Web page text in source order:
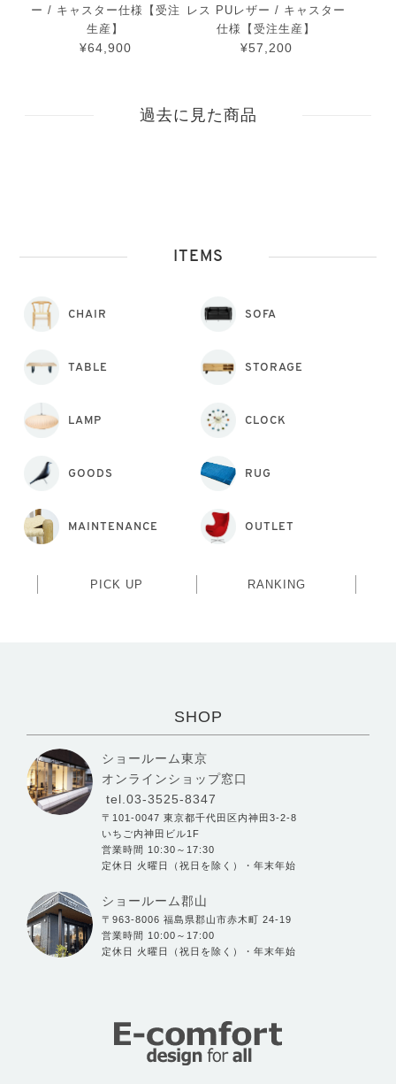
ー / キャスター仕様【受注
生産】
¥64,900
レス PUレザー / キャスター
仕様【受注生産】
¥57,200
過去に見た商品
ITEMS
CHAIR SOFA
TABLE STORAGE
LAMP CLOCK
GOODS RUG
MAINTENANCE OUTLET
PICK UP RANKING
SHOP
ショールーム東京
オンラインショップ窓口
tel.03-3525-8347
〒101-0047 東京都千代田区内神田3-2-8
いちご内神田ビル1F
営業時間 10:30～17:30
定休日 火曜日（祝日を除く）・年末年始
ショールーム郡山
〒963-8006 福島県郡山市赤木町 24-19
営業時間 10:00～17:00
定休日 火曜日（祝日を除く）・年末年始